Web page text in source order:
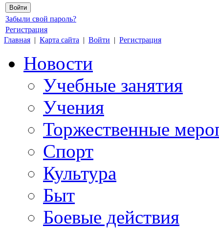
Забыли свой пароль?
Регистрация
Главная | Карта сайта | Войти | Регистрация
Новости
Учебные занятия
Учения
Торжественные
Спорт
Культура
Быт
Боевые действия